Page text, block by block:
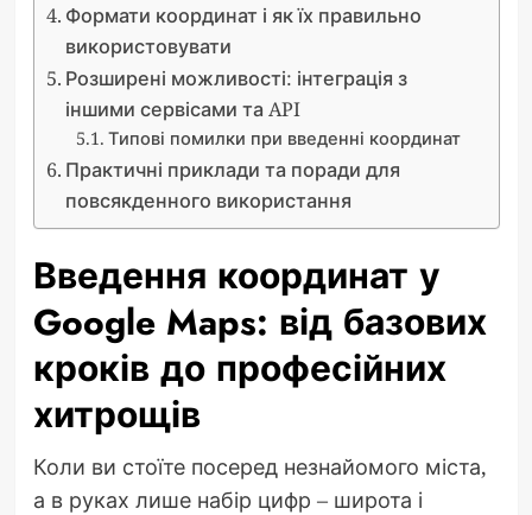
Формати координат і як їх правильно
використовувати
Розширені можливості: інтеграція з
іншими сервісами та API
Типові помилки при введенні координат
Практичні приклади та поради для
повсякденного використання
Введення координат у
Google Maps: від базових
кроків до професійних
хитрощів
Коли ви стоїте посеред незнайомого міста,
а в руках лише набір цифр – широта і